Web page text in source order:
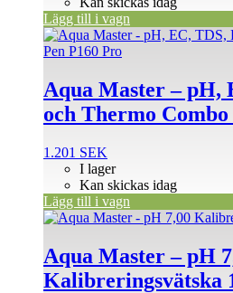
Lägg till i vagn
Aqua Master – pH,
och Thermo Combo
1.201 SEK
I lager
Kan skickas idag
Lägg till i vagn
Aqua Master – pH
Kalibreringsvätska